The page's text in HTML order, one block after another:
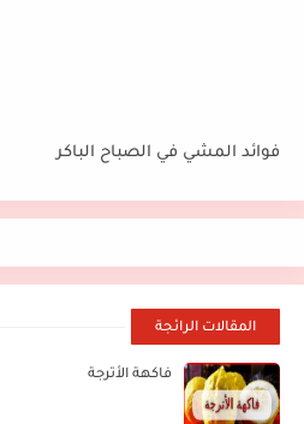
فوائد المشي في الصباح الباكر
المقالات الرائجة
فاكهة الأترجة